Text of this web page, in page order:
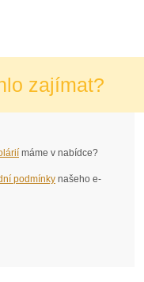
zajímat?
máme v nabídce?
podmínky našeho e-